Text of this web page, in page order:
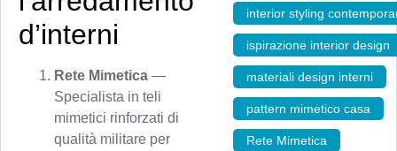
d’interni
Rete Mimetica —
Specialista in teli
mimetici rinforzati di
qualità militare per
interior styling
ispirazione interior design
materiali design interni
pattern mimetico casa
Rete Mimetica